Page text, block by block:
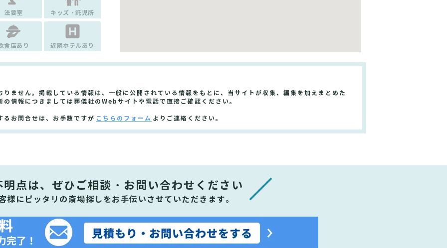
法要室 キッズ・託児所
食店あり 近隣ホテルあり
ません。掲載している情報は、一般に公開されている情報をもとに、当サイトが収集、編集を加えまとめた
情報につきましては葬儀社のWebサイトや電話で直接ご確認ください。
るお問合せは、お手数ですが こちらのフォーム よりご連絡ください。
明点は、ぜひ ご相談・お問い合わせください
様にピッタリの斎場探しをお手伝いさせていただきます。